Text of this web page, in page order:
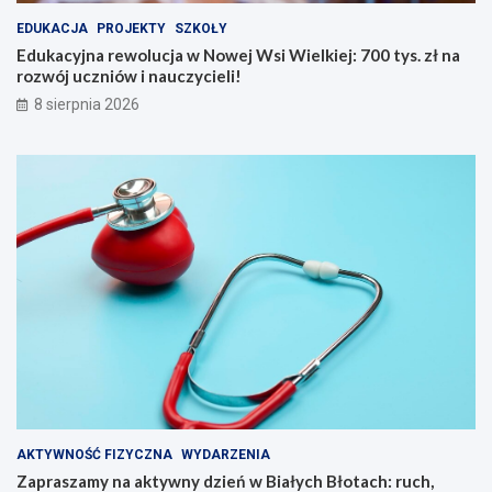
o
w
e
j
W
i
l
t
y
s
i
e
ń
w
B
a
h
r
u
c
EDUKACJA PROJEKTY SZKOŁY
Edukacyjna rewolucja w Nowej Wsi Wielkiej: 700 tys. zł na
rozwój uczniów i nauczycieli!
8 sierpnia 2026
AKTYWNOŚĆ FIZYCZNA WYDARZENIA
Zapraszamy na aktywny dzień w Białych Błotach: ruch,